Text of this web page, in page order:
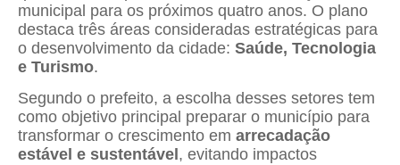
municipal para os próximos quatro anos. O plano
destaca três áreas consideradas estratégicas para
o desenvolvimento da cidade: Saúde, Tecnologia
e Turismo.
Segundo o prefeito, a escolha desses setores tem
como objetivo principal preparar o município para
transformar o crescimento em arrecadação
estável e sustentável , evitando impactos